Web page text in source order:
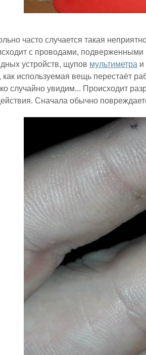
часто случается такая
с проводами,
устройств, щупов мультиметра и
как используемая вещь перестаёт
случайно увидим... Происходит
Сначала обычно